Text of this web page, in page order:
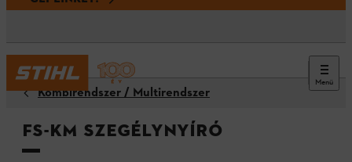
Menü
Kombirendszer / Multirendszer
FS-KM szegélynyíró